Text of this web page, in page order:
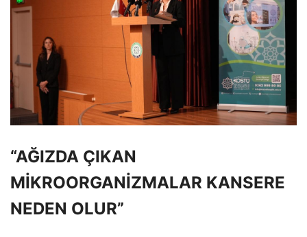
“AĞIZDA ÇIKAN
MİKROORGANİZMALAR KANSERE
NEDEN OLUR”